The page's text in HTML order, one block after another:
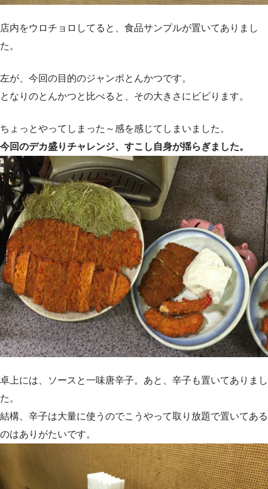
店内をウロチョロしてると、食品サンプルが置いてありまし
た。
左が、今回の目的のジャンボとんかつです。
となりのとんかつと比べると、その大きさにビビります。
ちょっとやってしまった～感を感じてしまいました。
今回のデカ盛りチャレンジ、すこし自身が揺らぎました。
卓上には、ソースと一味唐辛子。あと、辛子も置いてありまし
た。
結構、辛子は大量に使うのでこうやって取り放題で置いてある
のはありがたいです。